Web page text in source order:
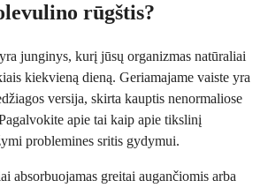
rūgštis?
junginys, kurį jūsų organizmas natūraliai
kiekvieną dieną. Geriamajame vaiste yra
versija, skirta kauptis nenormaliose
apie tai kaip apie tikslinį
problemines sritis gydymui.
absorbuojamas greitai augančiomis arba